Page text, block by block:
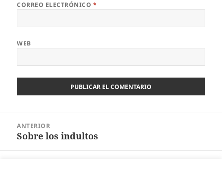
CORREO ELECTRÓNICO *
WEB
entradas
ANTERIOR
Entrada
Sobre los indultos